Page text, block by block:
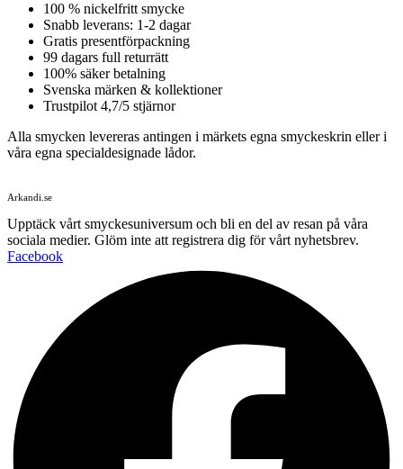
100 % nickelfritt smycke
Snabb leverans: 1-2 dagar
Gratis presentförpackning
99 dagars full returrätt
100% säker betalning
Svenska märken & kollektioner
Trustpilot 4,7/5 stjärnor
Alla smycken levereras antingen i märkets egna smyckeskrin eller i
våra egna specialdesignade lådor.
Arkandi.se
Upptäck vårt smyckesuniversum och bli en del av resan på våra
sociala medier. Glöm inte att registrera dig för vårt nyhetsbrev.
Facebook